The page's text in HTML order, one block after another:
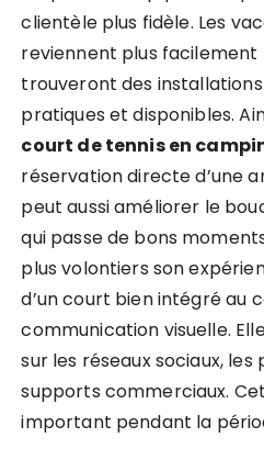
clientèle plus fidèle. Les
reviennent plus facilement
trouveront des
pratiques et disponibles.
court de tennis en
réservation directe d’une
peut aussi améliorer le
qui passe de bons
plus volontiers son
d’un court bien intégré au
communication visuelle.
sur les réseaux sociaux,
supports commerciaux.
important pendant la